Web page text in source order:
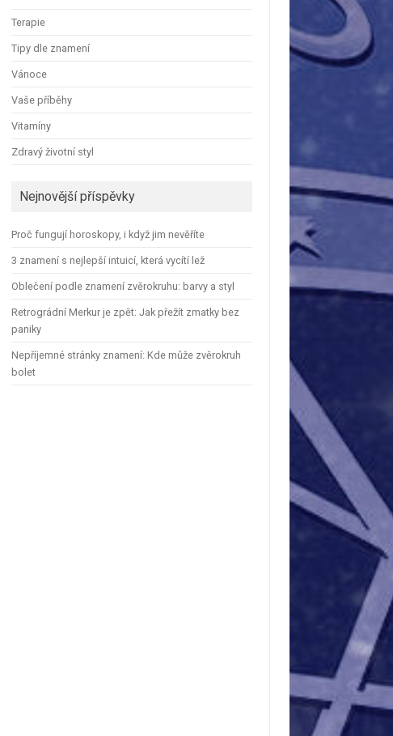
Terapie
Tipy dle znamení
Vánoce
Vaše příběhy
Vitamíny
Zdravý životní styl
Nejnovější příspěvky
Proč fungují horoskopy, i když jim nevěříte
3 znamení s nejlepší intuicí, která vycítí lež
Oblečení podle znamení zvěrokruhu: barvy a styl
Retrográdní Merkur je zpět: Jak přežít zmatky bez
paniky
Nepříjemné stránky znamení: Kde může zvěrokruh
bolet